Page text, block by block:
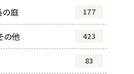
庭 177
の他 423
83